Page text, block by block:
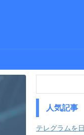
人気記事
テレグラムを